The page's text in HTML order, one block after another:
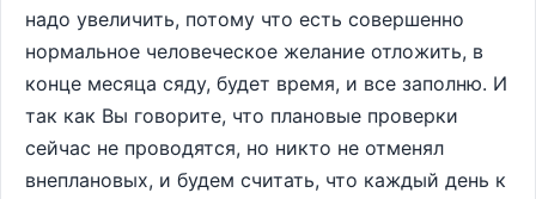
надо увеличить, потому что есть совершенно
нормальное человеческое желание отложить, в
конце месяца сяду, будет время, и все заполню. И
так как Вы говорите, что плановые проверки
сейчас не проводятся, но никто не отменял
внеплановых, и будем считать, что каждый день к